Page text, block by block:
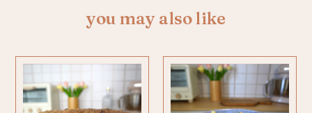
you may also like